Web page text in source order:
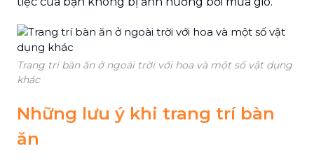
Trang trí bàn ăn ở ngoài trời với hoa và một số vật dụng
khác
Những lưu ý khi trang trí bàn
ăn